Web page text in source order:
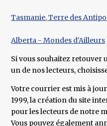
Tasmanie, Terre des
Alberta - Mondes d'Ailleurs
Si vous souhaitez retouver
un de nos lecteurs,
Votre courrier est mis à
1999, la création du site
pour les lecteurs de notre
Vous pouvez également